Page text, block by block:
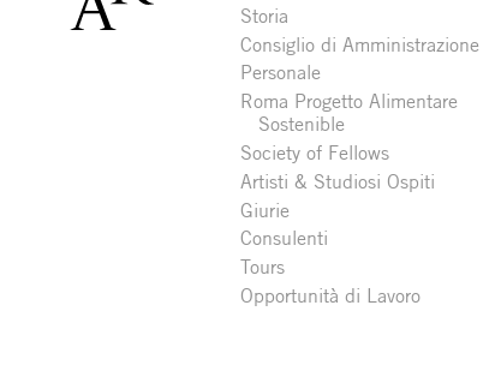
Storia
Consiglio di Amministrazione
Personale
Roma Progetto Alimentare
Sostenible
Society of Fellows
Artisti & Studiosi Ospiti
Giurie
Consulenti
Tours
Opportunità di Lavoro